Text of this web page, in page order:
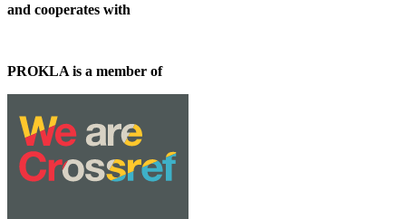
and cooperates with
PROKLA is a member of